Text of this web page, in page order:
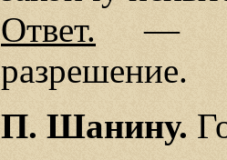
Ответ. —
разрешение.
П. Шанину.